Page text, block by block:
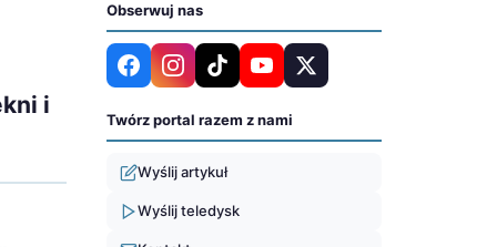
i
Obserwuj nas
Twórz portal razem z nami
Wyślij artykuł
Wyślij teledysk